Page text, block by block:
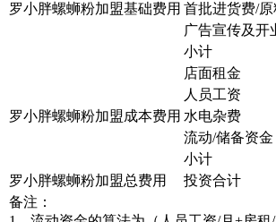
罗小胖螺蛳粉加盟基础费用 首批进货费/
广告宣传及开
小计
罗小胖螺蛳粉加盟成本费用
店面租金
人员工资
水电杂费
流动/储备资金
小计
罗小胖螺蛳粉加盟总费用
投资合计
备注：